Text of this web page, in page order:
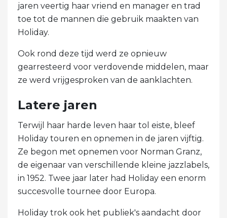
jaren veertig haar vriend en manager en trad
toe tot de mannen die gebruik maakten van
Holiday.
Ook rond deze tijd werd ze opnieuw
gearresteerd voor verdovende middelen, maar
ze werd vrijgesproken van de aanklachten.
Latere jaren
Terwijl haar harde leven haar tol eiste, bleef
Holiday touren en opnemen in de jaren vijftig.
Ze begon met opnemen voor Norman Granz,
de eigenaar van verschillende kleine jazzlabels,
in 1952. Twee jaar later had Holiday een enorm
succesvolle tournee door Europa.
Holiday trok ook het publiek's aandacht door